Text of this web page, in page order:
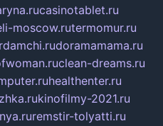
casinotablet.ru
moscow.rutermomur.ru
doramamama.ru
clean-dreams.ru
healthenter.ru
kinofilmy-2021.ru
remstir-tolyatti.ru